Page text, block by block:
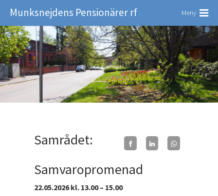
Munksnejdens Pensionärer rf Meny
Samrådet:
Samvaropromenad
22.05.2026 kl. 13.00 – 15.00